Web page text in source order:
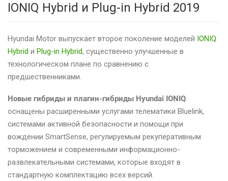
IONIQ Hybrid и Plug-in Hybrid 2019
Hyundai Motor выпускает второе поколение моделей IONIQ
Hybrid и Plug-in Hybrid, существенно улучшенные в
технологическом плане по сравнению с
предшественниками.
Новые гибриды и плагин-гибриды Hyundai IONIQ
оснащены расширенными услугами телематики Bluelink,
системами активной безопасности и помощи при
вождении SmartSense, регулируемым рекуперативным
торможением и современными информационно-
развлекательными системами, которые входят в
стандартную комплектацию всех версий.